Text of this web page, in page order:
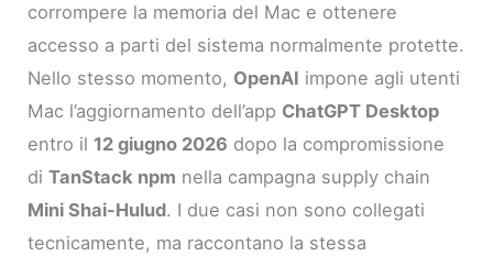
corrompere la memoria del Mac e ottenere
accesso a parti del sistema normalmente protette.
Nello stesso momento, OpenAI impone agli utenti
Mac l’aggiornamento dell’app ChatGPT Desktop
entro il 12 giugno 2026 dopo la compromissione
diTanStack npm nella campagna supply chain
Mini Shai-Hulud. I due casi non sono collegati
tecnicamente, ma raccontano la stessa